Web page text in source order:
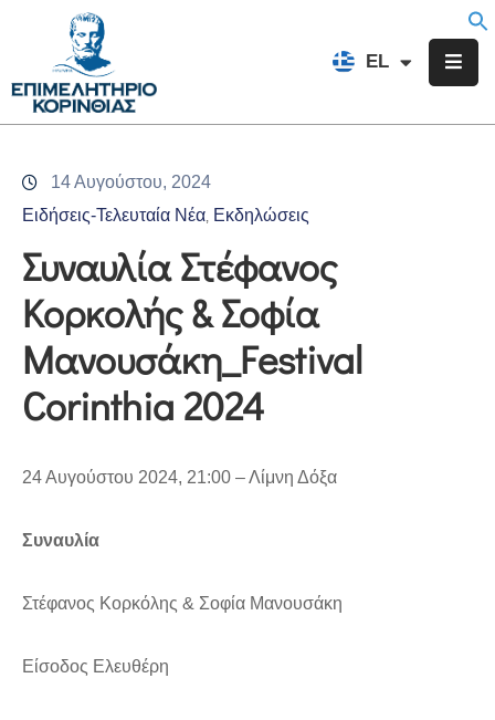
EL
FR
Επιμελητήριο
Υπηρεσίες
Προγράμματα
&
Δράσεις
Εκδηλώσεις
Επικοινωνία
14 Αυγούστου, 2024
Ειδήσεις-Τελευταία Νέα Εκδηλώσεις
Συναυλία Στέφανος
Κορκολής & Σοφία
Μανουσάκη_Festival
Corinthia 2024
24 Αυγούστου 2024, 21:00 – Λίμνη Δόξα
Συναυλία
Στέφανος Κορκόλης & Σοφία Μανουσάκη
Είσοδος Ελευθέρη